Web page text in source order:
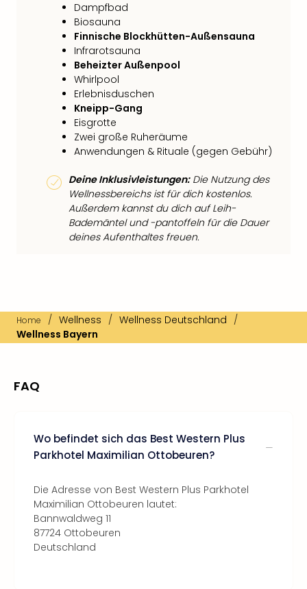
Dampfbad
Biosauna
Finnische Blockhütten-Außensauna
Infrarotsauna
Beheizter Außenpool
Whirlpool
Erlebnisduschen
Kneipp-Gang
Eisgrotte
Zwei große Ruheräume
Anwendungen & Rituale (gegen Gebühr)
Deine Inklusivleistungen:Die Nutzung des
Wellnessbereichs ist für dich kostenlos.
Außerdem kannst du dich auf Leih-
Bademäntel und -pantoffeln für die Dauer
deines Aufenthaltes freuen.
Home / Wellness / Wellness Deutschland /
Wellness Bayern
FAQ
Wo befindet sich das Best Western Plus
Parkhotel Maximilian Ottobeuren?
Die Adresse von Best Western Plus Parkhotel
Maximilian Ottobeuren lautet:
Bannwaldweg 11
87724 Ottobeuren
Deutschland